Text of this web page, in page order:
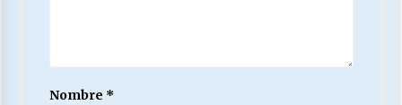
Nombre *